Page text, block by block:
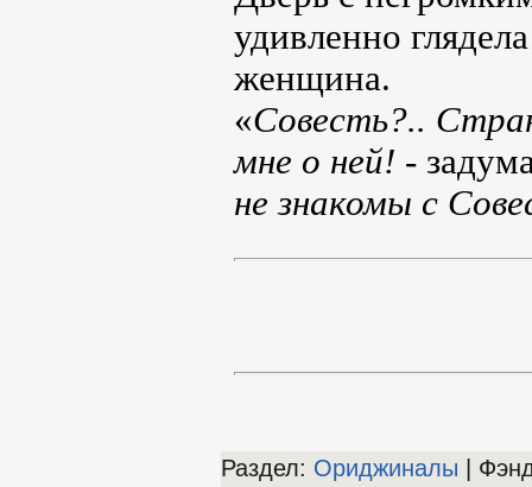
удивленно
женщина.
«Совесть?..
мне о ней! -
не знакомы с
Раздел: Ориджиналы |